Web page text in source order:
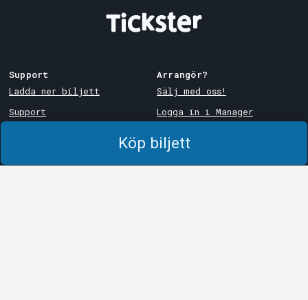
Köp biljett
Support
Ladda ner biljett
Support
Arrangör?
Sälj med oss!
Logga in i Manager